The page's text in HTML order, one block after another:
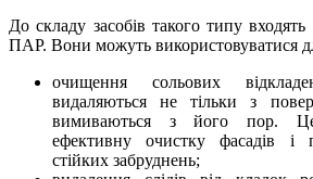
До складу засобів такого типу входять
ПАР. Вони можуть використовуватися
очищення сольових
видаляються не тільки з
вимиваються з його пор. Це
ефективну очистку фасадів і
стійких забруднень;